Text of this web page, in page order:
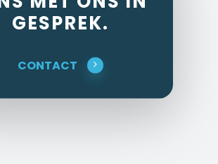
GESPREK.
CONTACT